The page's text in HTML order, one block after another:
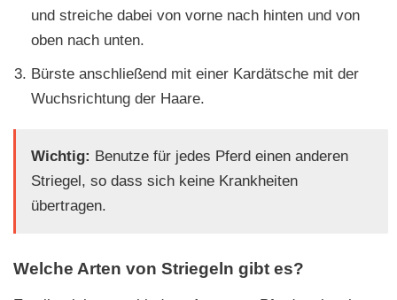
und streiche dabei von vorne nach hinten und von
oben nach unten.
Bürste anschließend mit einer Kardätsche mit der
Wuchsrichtung der Haare.
Wichtig: Benutze für jedes Pferd einen anderen
Striegel, so dass sich keine Krankheiten
übertragen.
Welche Arten von Striegeln gibt es?